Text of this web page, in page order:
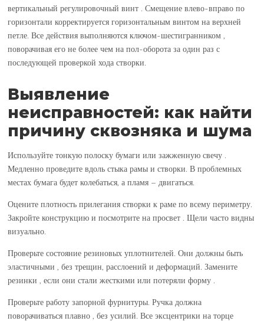
вертикальный регулировочный винт . Смещение влево-вправо по
горизонтали корректируется горизонтальным винтом на верхней
петле. Все действия выполняются ключом-шестигранником ,
поворачивая его не более чем на пол-оборота за один раз с
последующей проверкой хода створки.
Выявление
неисправностей: как найти
причину сквозняка и шума
Используйте тонкую полоску бумаги или зажженную свечу .
Медленно проведите вдоль стыка рамы и створки. В проблемных
местах бумага будет колебаться, а пламя – двигаться.
Оцените плотность прилегания створки к раме по всему периметру.
Закройте конструкцию и посмотрите на просвет . Щели часто видны
визуально.
Проверьте состояние резиновых уплотнителей. Они должны быть
эластичными , без трещин, расслоений и деформаций. Замените
резинки , если они стали жесткими или потеряли форму .
Проверьте работу запорной фурнитуры. Ручка должна
поворачиваться плавно , без усилий. Все эксцентрики на торце